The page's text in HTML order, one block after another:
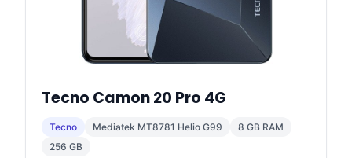
Tecno Camon 20 Pro 4G
Tecno Mediatek MT8781 Helio G99
8 GB RAM
256 GB